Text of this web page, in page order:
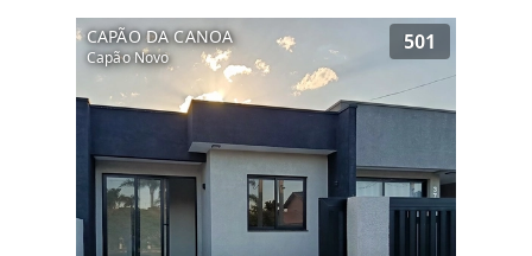
CAPÃO DA CANOA
Capão Novo
501